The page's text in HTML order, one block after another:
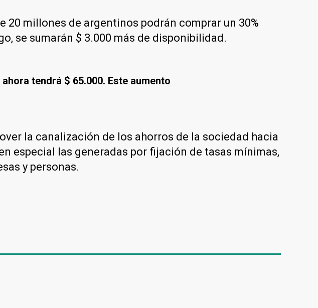
20 millones de argentinos podrán comprar un 30%
se sumarán $ 3.000 más de disponibilidad.
tendrá $ 65.000. Este aumento
la canalización de los ahorros de la sociedad hacia
especial las generadas por fijación de tasas mínimas,
y personas.